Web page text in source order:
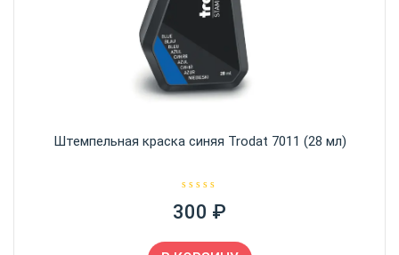
Штемпельная краска синяя Trodat 7011 (28 мл)
ц
е
к
300 ₽